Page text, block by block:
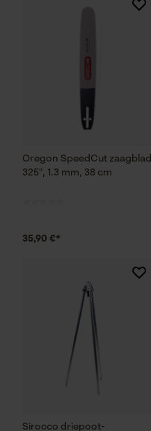
Oregon SpeedCut zaagblad
325", 1.3 mm, 38 cm
35,90 €*
Sirocco driepoot-